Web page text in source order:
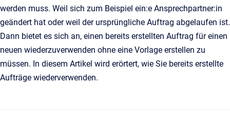
werden muss. Weil sich zum Beispiel ein:e Ansprechpartner:in
geändert hat oder weil der ursprüngliche Auftrag abgelaufen ist.
Dann bietet es sich an, einen bereits erstellten Auftrag für einen
neuen wiederzuverwenden ohne eine Vorlage erstellen zu
müssen. In diesem Artikel wird erörtert, wie Sie bereits erstellte
Aufträge wiederverwenden.